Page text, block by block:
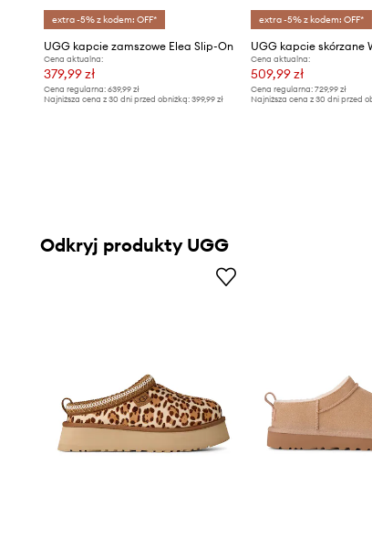
extra -5% z kodem: OFF*
UGG kapcie zamszowe Elea Slip-On
Cena aktualna:
379,99 zł
Cena regularna: 639,99 zł
Najniższa cena z 30 dni przed obniżką: 399,99 zł
extra -5% z kodem: OFF*
UGG kapcie skórzane
Cena aktualna:
509,99 zł
Cena regularna:729,99 zł
Najniższa cena z 30 dni przed
Odkryj produkty UGG